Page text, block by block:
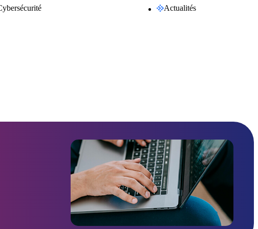
Actualités
numérique du territoire. Issue de
des citoyens, des entreprises et des collectivités,
pour La Réunion.